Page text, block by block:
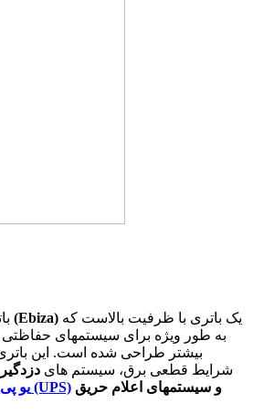
65 آمپر 12 ولت ایبیزا (Ebiza)
به طور ویژه برای سیستمهای
بیشتر طراحی شده است. این باتری
شرایط قطعی برق، سیستم های
یو پی اس (UPS)